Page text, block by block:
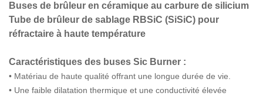
Buses de brûleur en céramique au carbure de silicium
Tube de brûleur de sablage RBSiC (SiSiC) pour
réfractaire à haute température
Caractéristiques des buses Sic Burner :
• Matériau de haute qualité offrant une longue durée de vie.
• Une faible dilatation thermique et une conductivité élevée